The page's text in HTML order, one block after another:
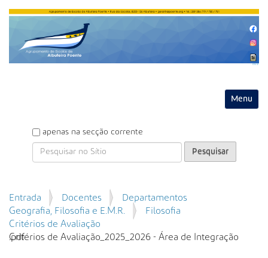
Toggle
P
e
i
s
a
r
apenas na secção corrente
P
e
s
q
u
Entrada Docentes
Departamentos
Geografia, Filosofia e E.M.R.
Filosofia
Critérios de Avaliação
Critérios de Avaliação_2025_2026 - Área de Integração .pdf